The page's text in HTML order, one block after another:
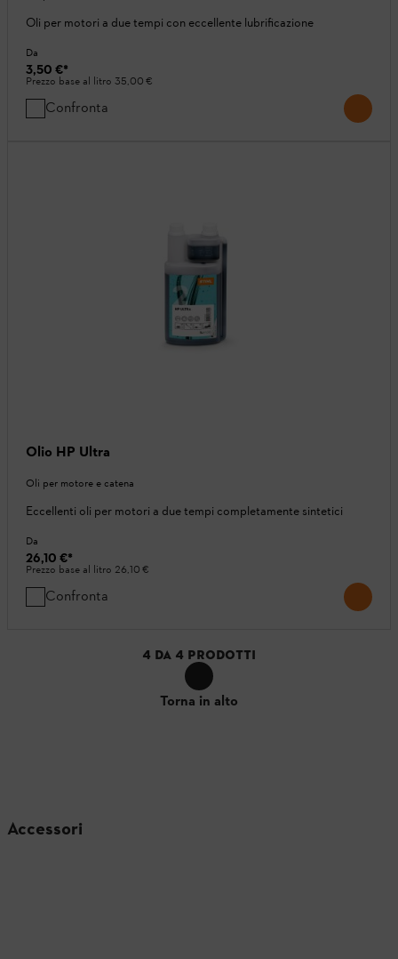
Oli per motori a due tempi con eccellente lubrificazione
Da
3,50 €*
Prezzo base al litro 35,00 €
Confronta
Olio HP Ultra
Oli per motore e catena
Eccellenti oli per motori a due tempi completamente sintetici
Da
26,10 €*
Prezzo base al litro 26,10 €
Confronta
4 DA 4 PRODOTTI
Torna in alto
Accessori